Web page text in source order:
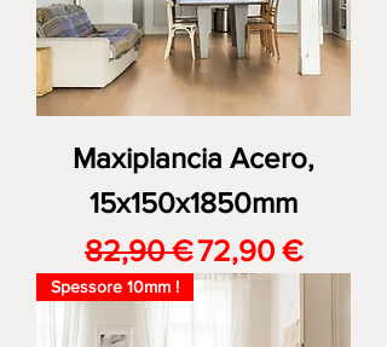
Maxiplancia Acero,
15x150x1850mm
Prezzo regolare
82,90 €Prezzo
72,90 €
Spessore 10mm !